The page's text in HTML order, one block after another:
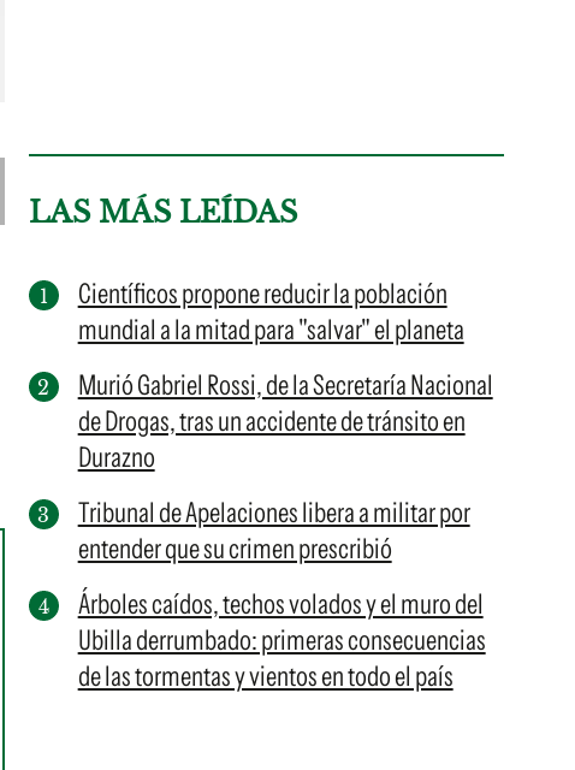
LAS MÁS LEÍDAS
Científicos propone reducir la población
mundial a la mitad para "salvar" el planeta
Murió Gabriel Rossi, de la Secretaría Nacional
de Drogas, tras un accidente de tránsito en
Durazno
Tribunal de Apelaciones libera a militar por
entender que su crimen prescribió
Árboles caídos, techos volados y el muro del
Ubilla derrumbado: primeras consecuencias
de las tormentas y vientos en todo el país